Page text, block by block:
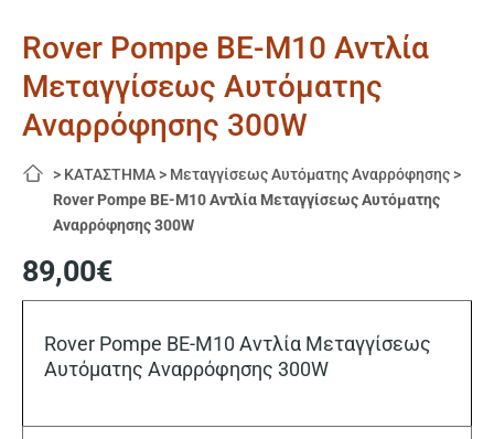
Rover Pompe BE-M10 Αντλία
Μεταγγίσεως Αυτόματης
Αναρρόφησης 300W
> ΚΑΤΑΣΤΗΜΑ > Μεταγγίσεως Αυτόματης Αναρρόφησης >
Rover Pompe BE-M10 Αντλία Μεταγγίσεως Αυτόματης
Αναρρόφησης 300W
89,00€
Rover Pompe BE-M10 Αντλία Μεταγγίσεως
Αυτόματης Αναρρόφησης 300W